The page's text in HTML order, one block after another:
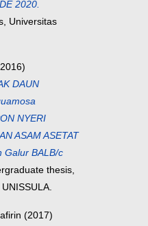
2020.
Universitas
DAUN
NYERI
ASAM ASETAT
Galur BALB/c
thesis,
(2017)